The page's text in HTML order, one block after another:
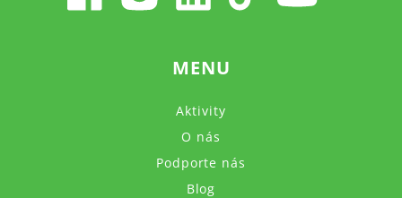
MENU
Aktivity
O nás
Podporte nás
Blog